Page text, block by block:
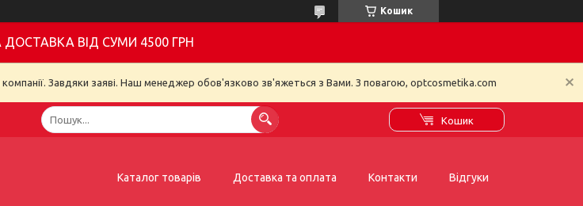
Кошик
ВІД СУМИ 4500 ГРН
Завдяки заяві. Наш менеджер обов'язково зв'яжеться з Вами. З повагою, optcosmetika.com
Кошик
Каталог товарів Доставка та оплата Контакти Відгуки